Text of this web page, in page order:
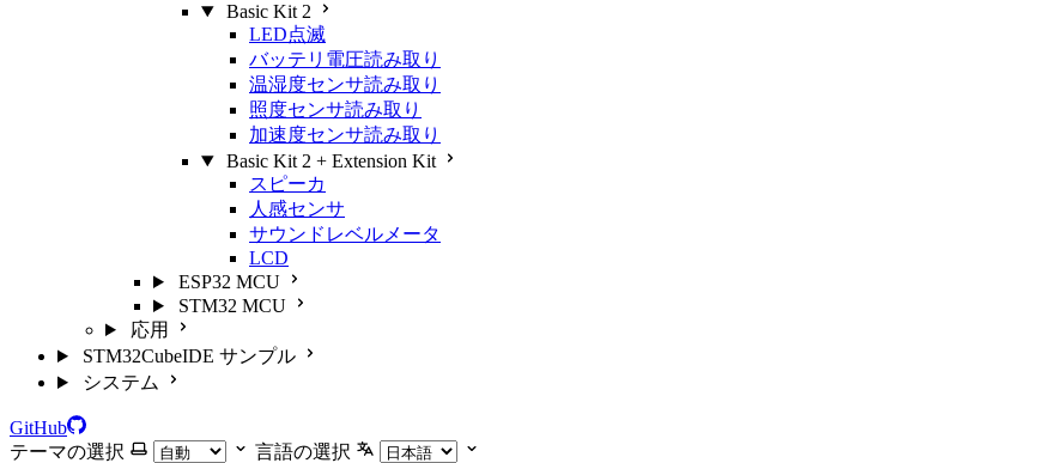
Basic Kit 2
LED点滅
バッテリ電圧読み取り
温湿度センサ読み取り
照度センサ読み取り
加速度センサ読み取り
Basic Kit 2 + Extension Kit
スピーカ
人感センサ
サウンドレベルメータ
LCD
ESP32 MCU
STM32 MCU
応用
STM32CubeIDE サンプル
システム
GitHub
テーマの選択
言語の選択